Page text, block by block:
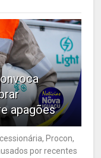
apagões
Procon,
por recentes